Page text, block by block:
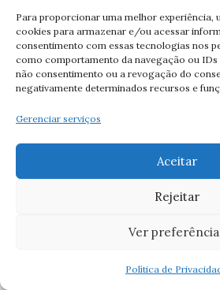
Para proporcionar uma melhor experiência,
cookies para armazenar e/ou acessar
consentimento com essas tecnologias nos
como comportamento da navegação ou IDs
não consentimento ou a revogação do
negativamente determinados recursos e
Gerenciar serviços
Aceitar
Rejeitar
Ver
Política de
Cordeiro de Deus, que
do mundo, ouvi-nos,
Cordeiro de Deus, que
do mundo, tende piedade
Para que sejamos dignos
de Cristo.
Concedei-nos, ó Deus
bem-aventurada Virgem
alcancemos por sua